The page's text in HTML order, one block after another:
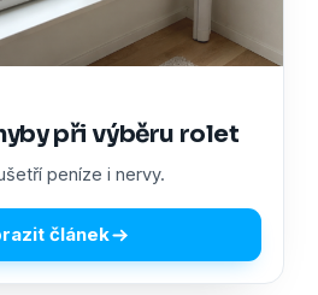
při výběru rolet
peníze i nervy.
článek